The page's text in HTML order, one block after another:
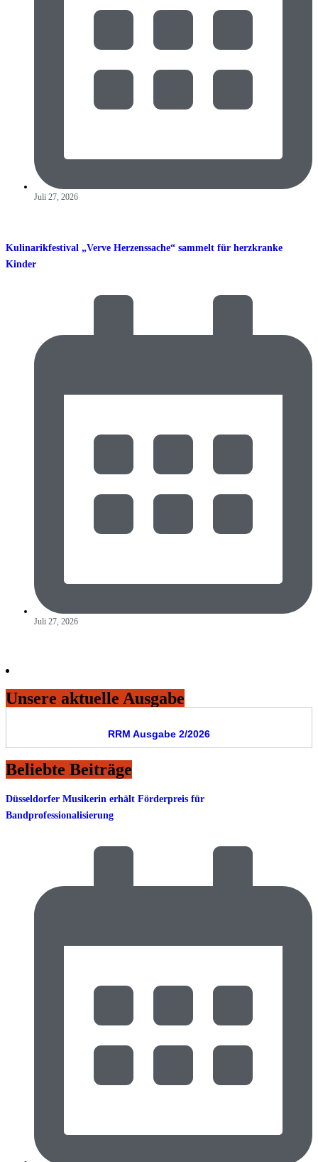
Juli 27, 2026
Kulinarikfestival „Verve Herzenssache“ sammelt für herzkranke
Kinder
Juli 27, 2026
Unsere aktuelle Ausgabe
RRM Ausgabe 2/2026
Beliebte Beiträge
Düsseldorfer Musikerin erhält Förderpreis für
Bandprofessionalisierung